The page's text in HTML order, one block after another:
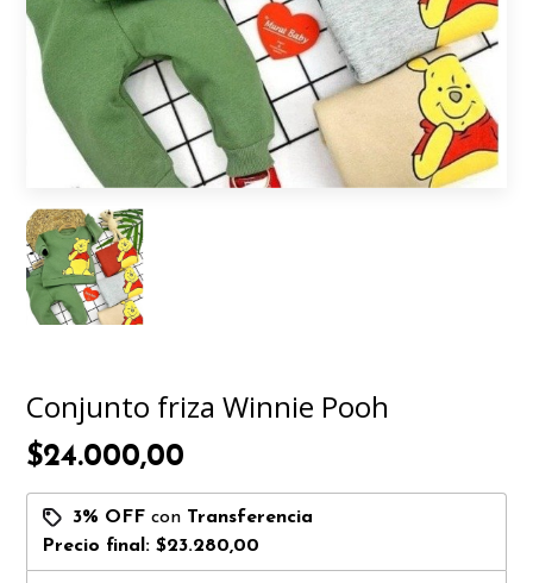
Conjunto friza Winnie Pooh
$24.000,00
3% OFF con Transferencia
Precio final:$23.280,00